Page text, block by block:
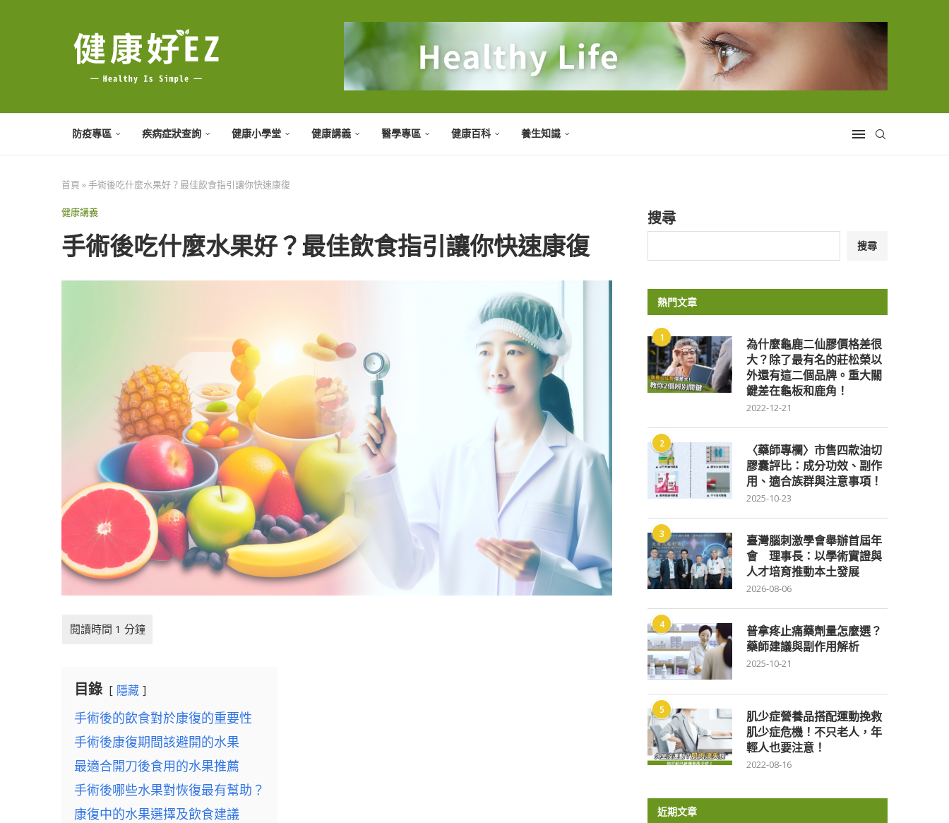
防疫專區 疾病症狀查詢 健康小學堂 健康講義 醫學專區 健康百科 養生知識
首頁 »手術後吃什麼水果好？最佳飲食指引讓你快速康復
健康講義
手術後吃什麼水果好？最佳飲食指引讓你快速康復
目錄 隱藏
手術後的飲食對於康復的重要性
手術後康復期間該避開的水果
最適合開刀後食用的水果推薦
手術後哪些水果對恢復最有幫助？
康復中的水果選擇及飲食建議
搜尋
搜尋
熱門文章
1
為什麼龜鹿二仙膠價格差很
大？除了最有名的莊松榮以
外還有這二個品牌。重大關
鍵差在龜板和鹿角！
2022-12-21
2
〈藥師專欄〉市售四款油切
膠囊評比：成分功效、副作
用、適合族群與注意事項！
2025-10-23
3
臺灣腦刺激學會舉辦首屆年
會 理事長：以學術實證與
人才培育推動本土發展
2026-08-06
4
普拿疼止痛藥劑量怎麼選？
藥師建議與副作用解析
2025-10-21
5
肌少症營養品搭配運動挽救
肌少症危機！不只老人，年
輕人也要注意！
2022-08-16
近期文章